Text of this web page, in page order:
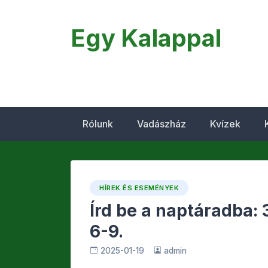
Egy Kalappal
Rólunk Vadászház Kvízek
HÍREK ÉS ESEMÉNYEK
Írd be a naptáradba:
6-9.
2025-01-19 admin